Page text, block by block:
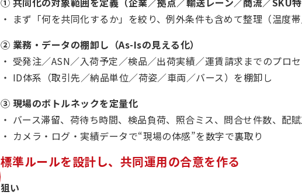
まず「何を共同化するか」を絞り、例外条件も含めて整理（温度
② 業務・データの棚卸し（As-Isの見える化）
受発注／ASN／入荷予定／検品／出荷実績／運賃請求までのプロ
ID体系（取引先／納品単位／荷姿／車両／バース）を棚卸し
③ 現場のボトルネックを定量化
バース滞留、荷待ち時間、検品負荷、照合ミス、問合せ件数、配
カメラ・ログ・実績データで“現場の体感”を数字で裏取り
標準ルールを設計し、共同運用の合意を作る
狙い